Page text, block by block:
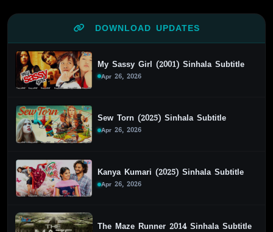
DOWNLOAD UPDATES
My Sassy Girl (2001) Sinhala Subtitle
Apr 26, 2026
Sew Torn (2025) Sinhala Subtitle
Apr 26, 2026
Kanya Kumari (2025) Sinhala Subtitle
Apr 26, 2026
The Maze Runner 2014 Sinhala Subtitle